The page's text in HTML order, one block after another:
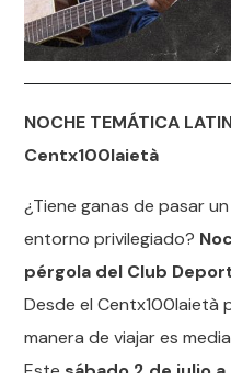
NOCHE TEMÁTICA
Centx100laietà
¿Tiene ganas de pasar
entorno privilegiado?
pérgola del Club
Desde el Centx100laietà
manera de viajar es